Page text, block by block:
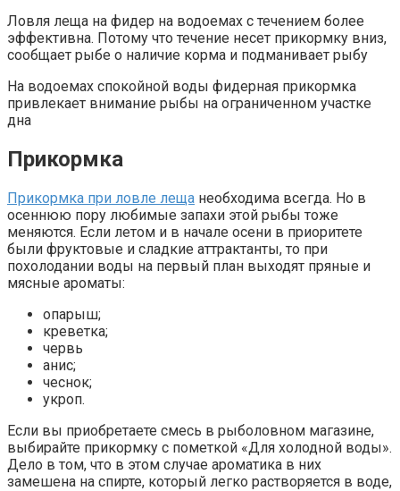
Ловля леща на фидер на водоемах с течением более
эффективна. Потому что течение несет прикормку вниз,
сообщает рыбе о наличие корма и подманивает рыбу
На водоемах спокойной воды фидерная прикормка
привлекает внимание рыбы на ограниченном участке
дна
Прикормка
Прикормка при ловле леща необходима всегда. Но в
осеннюю пору любимые запахи этой рыбы тоже
меняются. Если летом и в начале осени в приоритете
были фруктовые и сладкие аттрактанты, то при
похолодании воды на первый план выходят пряные и
мясные ароматы:
опарыш;
креветка;
червь
анис;
чеснок;
укроп.
Если вы приобретаете смесь в рыболовном магазине,
выбирайте прикормку с пометкой «Для холодной воды».
Дело в том, что в этом случае ароматика в них
замешена на спирте, который легко растворяется в воде,